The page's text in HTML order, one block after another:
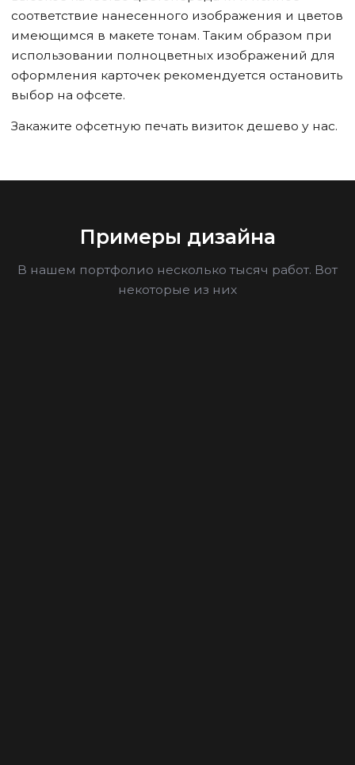
соответствие нанесенного изображения и цветов
имеющимся в макете тонам. Таким образом при
использовании полноцветных изображений для
оформления карточек рекомендуется остановить
выбор на офсете.
Закажите офсетную печать визиток дешево у нас.
Примеры дизайна
В нашем портфолио несколько тысяч работ. Вот
некоторые из них